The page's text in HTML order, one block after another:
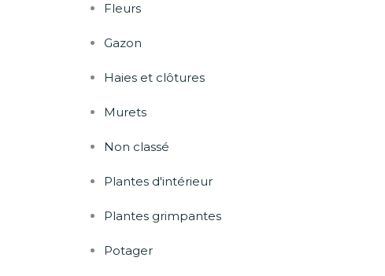
Fleurs
Gazon
Haies et clôtures
Murets
Non classé
Plantes d'intérieur
Plantes grimpantes
Potager